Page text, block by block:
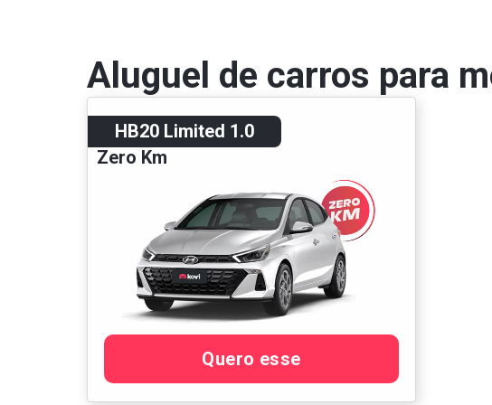
Aluguel de carros para
HB20 Limited 1.0
Zero Km
Quero esse